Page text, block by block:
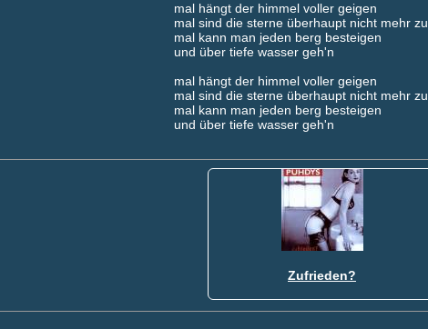
mal hängt der himmel voller geigen
mal sind die sterne überhaupt nicht mehr
mal kann man jeden berg besteigen
und über tiefe wasser geh'n
mal hängt der himmel voller geigen
mal sind die sterne überhaupt nicht mehr
mal kann man jeden berg besteigen
und über tiefe wasser geh'n
Zufrieden?